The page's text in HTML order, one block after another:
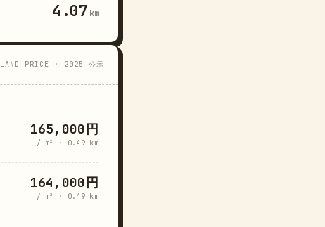
4.07 km
LAND PRICE · 2025 公示
165,000円
/ m² · 0.49 km
164,000円
/ m² · 0.49 km